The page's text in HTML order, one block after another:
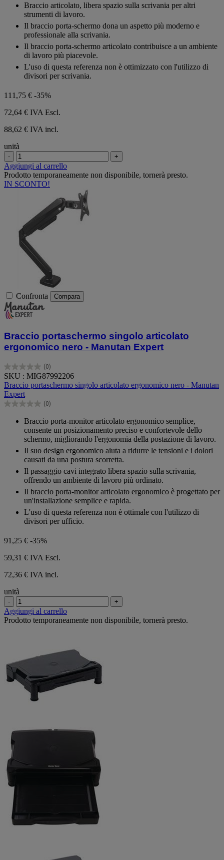
Braccio articolato, libera spazio sulla scrivania per altri
strumenti di lavoro.
Il braccio porta-schermo dona un aspetto più moderno e
professionale alla scrivania.
Il braccio porta-schermo articolato contribuisce a un ambiente
di lavoro più piacevole.
L'uso di questa referenza non è ottimizzato con l'utilizzo di
divisori per scrivania.
111,75 € -35%
72,64 € IVA Escl.
88,62 € IVA incl.
unità
- +
Aggiungi al carrello
Prodotto temporaneamente non disponibile, tornerà presto.
IN SCONTO!
Confronta Compara
Braccio portaschermo singolo articolato
ergonomico nero - Manutan Expert
(0)
0.0
su
5
stelle.
SKU : MIG87992206
Braccio portaschermo singolo articolato ergonomico nero - Manutan
Expert
(0)
0.0
Braccio porta-monitor articolato ergonomico semplice,
consente un posizionamento preciso e confortevole dello
schermo, migliorando l'ergonomia della postazione di lavoro.
Il suo design ergonomico aiuta a ridurre le tensioni e i dolori
causati da una postura scorretta.
Il passaggio cavi integrato libera spazio sulla scrivania,
offrendo un ambiente di lavoro più ordinato.
Il braccio porta-monitor articolato ergonomico è progettato per
un'installazione semplice e rapida.
L'uso di questa referenza non è ottimale con l'utilizzo di
divisori per ufficio.
91,25 € -35%
59,31 € IVA Escl.
72,36 € IVA incl.
unità
- +
Aggiungi al carrello
Prodotto temporaneamente non disponibile, tornerà presto.